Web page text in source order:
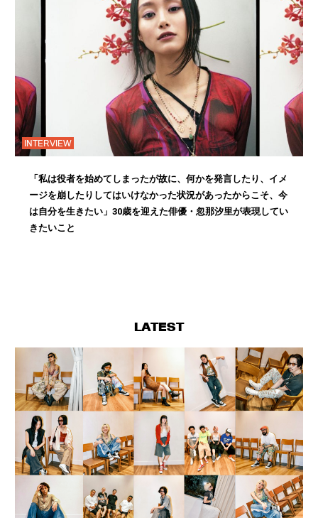
INTERVIEW
「私は役者を始めてしまったが故に、何かを発言したり、イメ
ージを崩したりしてはいけなかった状況があったからこそ、今
は自分を生きたい」30歳を迎えた俳優・忽那汐里が表現してい
きたいこと
LATEST